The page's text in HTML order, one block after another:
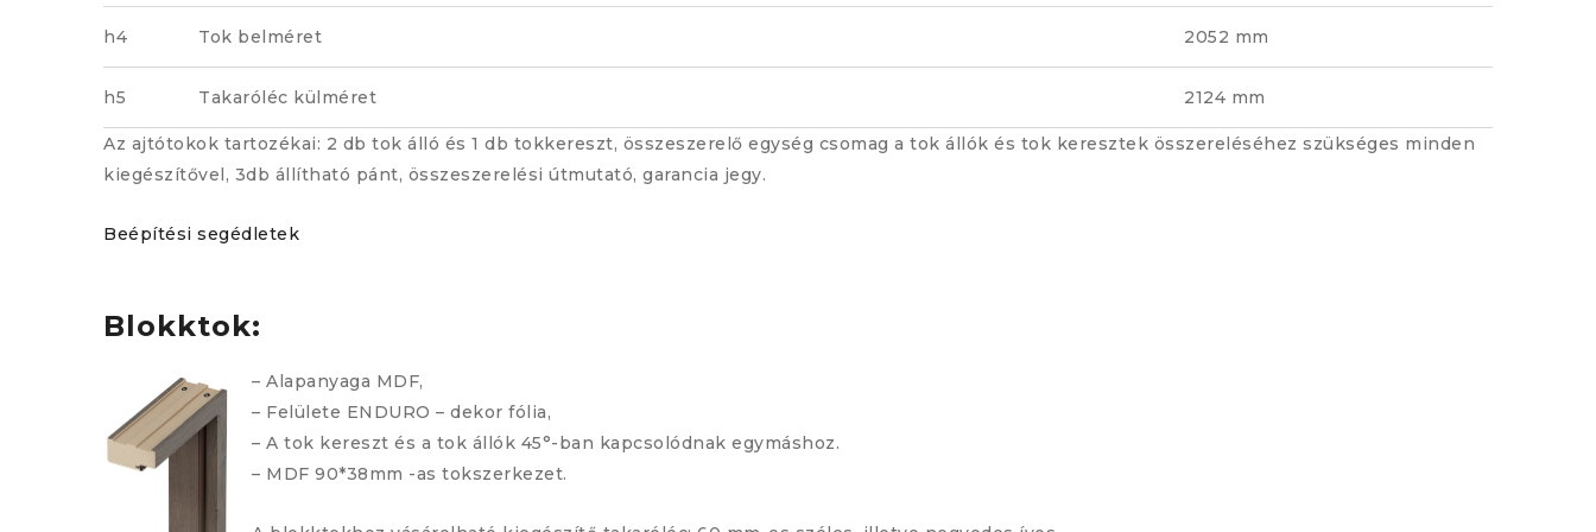
h4 Tok belméret 2052 mm
h5 Takaróléc külméret 2124 mm
Az ajtótokok tartozékai: 2 db tok álló és 1 db tokkereszt, összeszerelő egység csomag a tok állók és tok keresztek összereléséhez szükséges minden
kiegészítővel, 3db állítható pánt, összeszerelési útmutató, garancia jegy.
Beépítési segédletek
Blokktok:
– Alapanyaga MDF,
– Felülete ENDURO – dekor fólia,
– A tok kereszt és a tok állók 45°-ban kapcsolódnak egymáshoz.
– MDF 90*38mm -as tokszerkezet.